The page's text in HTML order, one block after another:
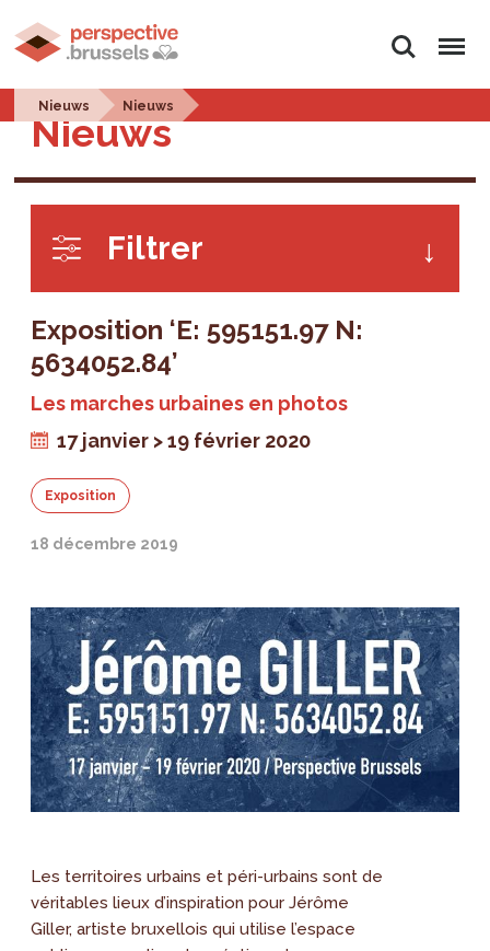
Rechercher
Menu
Nieuws Nieuws
Nieuws
Filtrer
Exposition ‘E: 595151.97 N:
5634052.84’
Les marches urbaines en photos
17 janvier > 19 février 2020
Exposition
18 décembre 2019
Les territoires urbains et péri-urbains sont de
véritables lieux d’inspiration pour Jérôme
Giller, artiste bruxellois qui utilise l’espace